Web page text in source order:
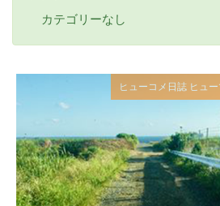
カテゴリーなし
ヒューコメ日誌 ヒュ